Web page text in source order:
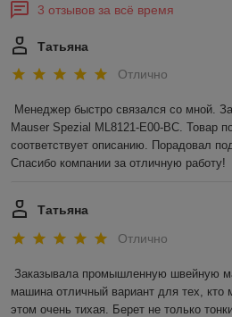
3 отзывов за всё время
Татьяна
Отлично
Менеджер быстро связался со мной.
Mauser Spezial ML8121-E00-BC. Товар
соответствует описанию. Порадовал
Спасибо компании за отличную работу!
Татьяна
Отлично
Заказывала промышленную швейную
машина отличный вариант для тех,
этом очень тихая. Берет не только